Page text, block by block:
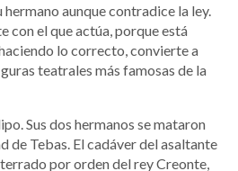
aunque contradice la ley.
con el que actúa, porque está
lo correcto, convierte a
teatrales más famosas de la
Sus dos hermanos se mataron
de Tebas. El cadáver del asaltante
por orden del rey Creonte,